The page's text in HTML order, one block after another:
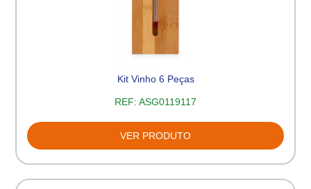
Kit Vinho 6 Peças
REF: ASG0119117
VER PRODUTO